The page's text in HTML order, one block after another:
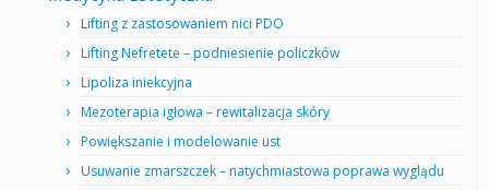
Lifting z zastosowaniem nici PDO
Lifting Nefretete – podniesienie policzków
Lipoliza iniekcyjna
Mezoterapia igłowa – rewitalizacja skóry
Powiększanie i modelowanie ust
Usuwanie zmarszczek – natychmiastowa poprawa wyglądu